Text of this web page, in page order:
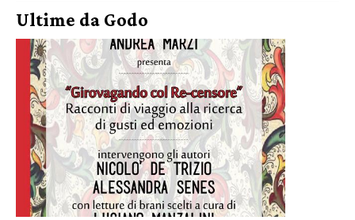
Ultime da Godo